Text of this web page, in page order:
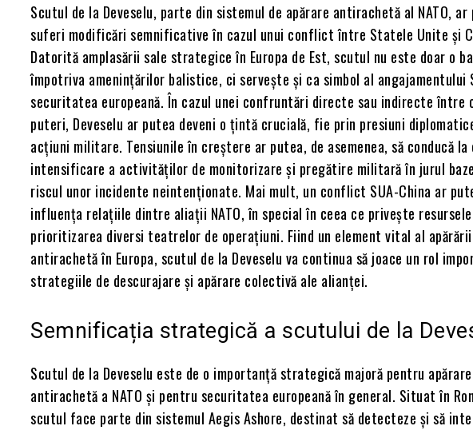
Scutul de la Deveselu, parte din sistemul de apărare antirachetă al NATO, ar
suferi modificări semnificative în cazul unui conflict între Statele Unite și
Datorită amplasării sale strategice în Europa de Est, scutul nu este doar o
împotriva amenințărilor balistice, ci servește și ca simbol al angajamentului
securitatea europeană. În cazul unei confruntări directe sau indirecte între
puteri, Deveselu ar putea deveni o țintă crucială, fie prin presiuni
acțiuni militare. Tensiunile în creștere ar putea, de asemenea, să conducă la
intensificare a activităților de monitorizare și pregătire militară în jurul
riscul unor incidente neintenționate. Mai mult, un conflict SUA-China ar
influența relațiile dintre aliații NATO, în special în ceea ce privește
prioritizarea diversi teatrelor de operațiuni. Fiind un element vital al apărării
antirachetă în Europa, scutul de la Deveselu va continua să joace un rol
strategiile de descurajare și apărare colectivă ale alianței.
Semnificația strategică a scutului de la
Scutul de la Deveselu este de o importanță strategică majoră pentru
antirachetă a NATO și pentru securitatea europeană în general. Situat în
scutul face parte din sistemul Aegis Ashore, destinat să detecteze și să